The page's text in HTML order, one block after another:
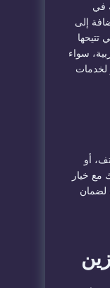
في
إلى
تتيحها
سواء
لخدمات
أو
مع خيار
لضمان